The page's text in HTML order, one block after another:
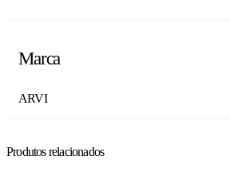
Marca
ARVI
Produtos relacionados